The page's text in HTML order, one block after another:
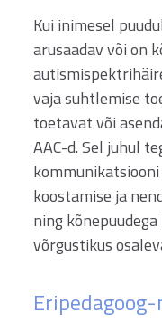
Kui inimesel
arusaadav või on
vaja suhtlemise
toetavat või
AAC-d. Sel juhul
koostamise ja
ning
võrgustikus